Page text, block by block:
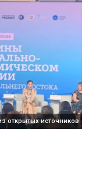
открытых источников